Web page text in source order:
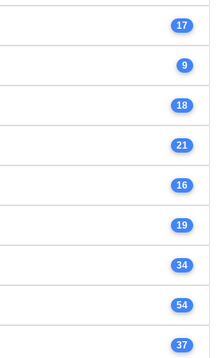
17
9
18
21
16
19
34
54
37